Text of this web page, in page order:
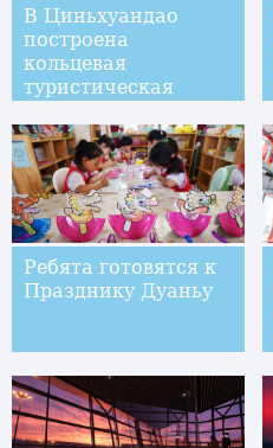
В Циньхуандао
построена
кольцевая
туристическая
Великой китайской
стены
Ребята готовятся к
Празднику Дуаньу